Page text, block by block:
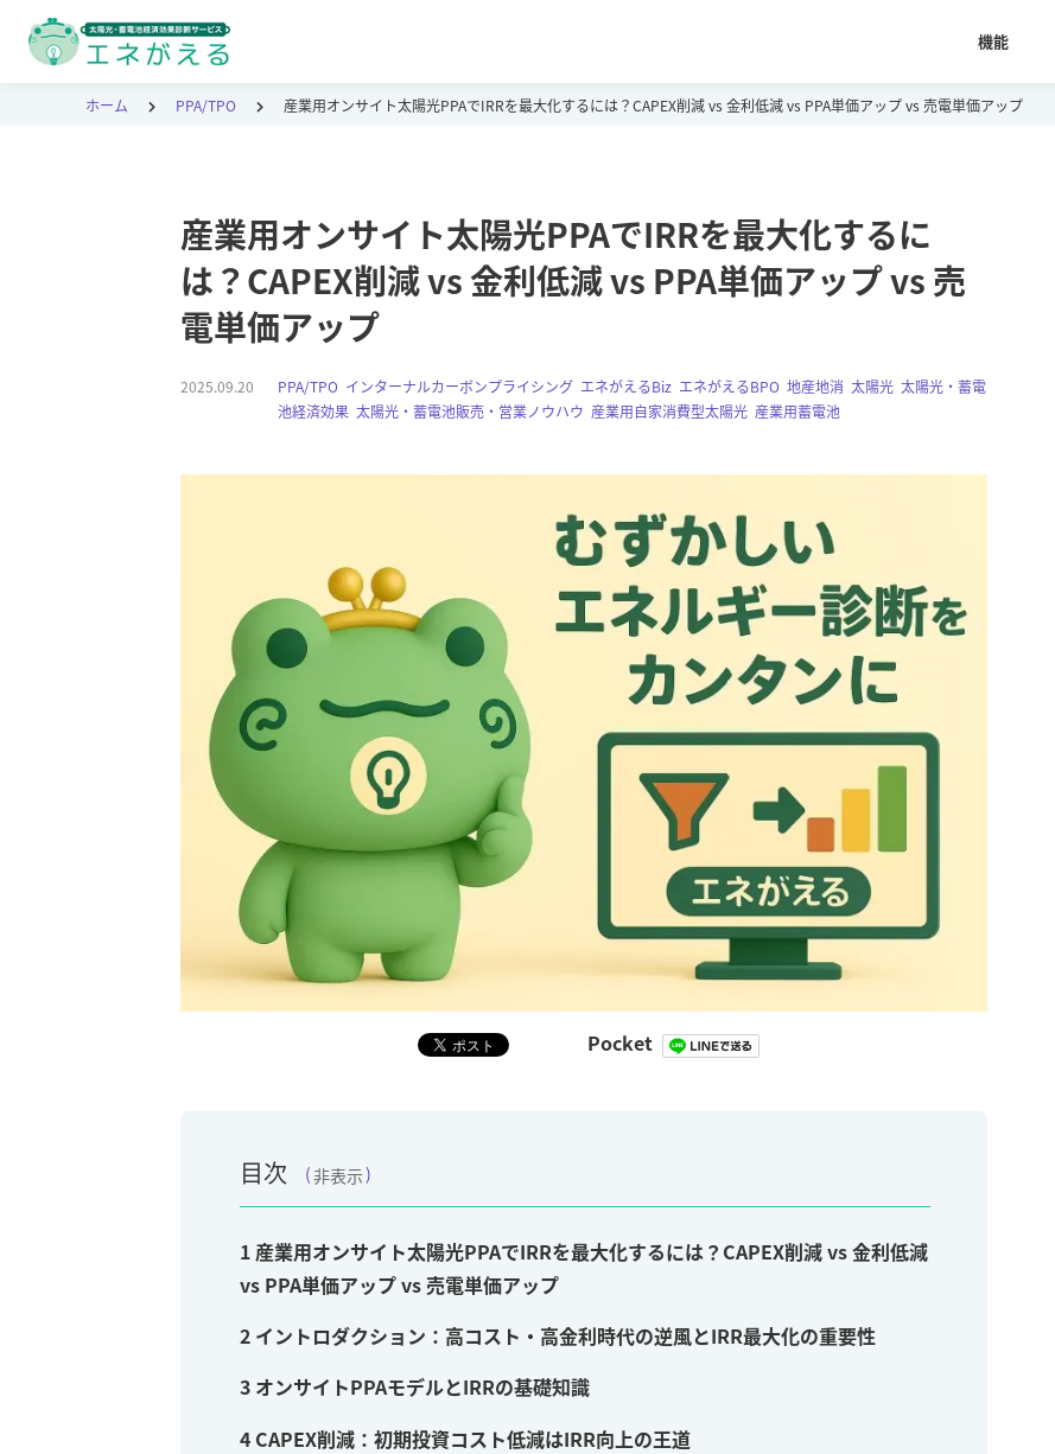
機能
ホーム PPA/TPO 産業用オンサイト太陽光PPAでIRRを最大化するには？CAPEX削減 vs 金利低減 vs PPA単価アップ vs 売電単価アップ
産業用オンサイト太陽光PPAでIRRを最大化するに
は？CAPEX削減 vs 金利低減 vs PPA単価アップ vs 売
電単価アップ
PPA/TPO インターナルカーボンプライシング エネがえるBiz エネがえるBPO ,地産地消 ,太陽光 ,太陽光・蓄電
池経済効果 ,太陽光・蓄電池販売・営業ノウハウ 産業用自家消費型太陽光 産業用蓄電池
2025.09.20
Pocket
目次 非表示
1産業用オンサイト太陽光PPAでIRRを最大化するには？CAPEX削減 vs 金利低減
vs PPA単価アップ vs 売電単価アップ
2 イントロダクション：高コスト・高金利時代の逆風とIRR最大化の重要性
3 オンサイトPPAモデルとIRRの基礎知識
4 CAPEX削減：初期投資コスト低減はIRR向上の王道